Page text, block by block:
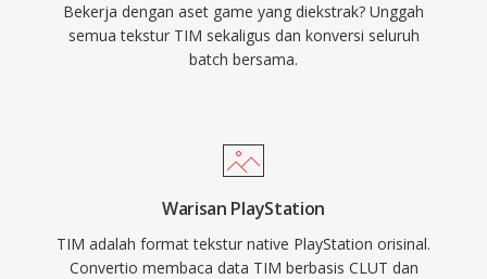
Bekerja dengan aset game yang diekstrak? Unggah
semua tekstur TIM sekaligus dan konversi seluruh
batch bersama.
Warisan PlayStation
TIM adalah format tekstur native PlayStation orisinal.
Convertio membaca data TIM berbasis CLUT dan